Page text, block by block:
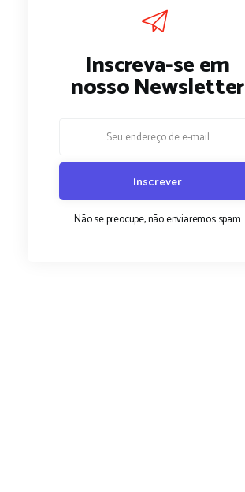
Inscreva-se em
nosso Newsletter
Não se preocupe, não enviaremos spam